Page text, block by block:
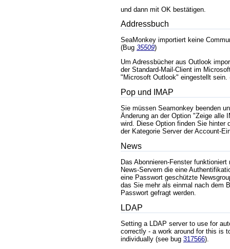
und dann mit OK bestätigen.
Addressbuch
SeaMonkey importiert keine
(Bug 35509)
Um Adressbücher aus Outlook
der Standard-Mail-Client im
"Microsoft Outlook" eingestellt
Pop und IMAP
Sie müssen Seamonkey beenden
Änderung an der Option "Zeige alle
wird. Diese Option finden Sie hinter
der Kategorie Server der Account-
News
Das Abonnieren-Fenster
News-Servern die eine
eine Passwort geschützte
das Sie mehr als einmal nach dem
Passwort gefragt werden.
LDAP
Setting a LDAP server to use for
correctly - a work around for this is
individually (see bug 317566).